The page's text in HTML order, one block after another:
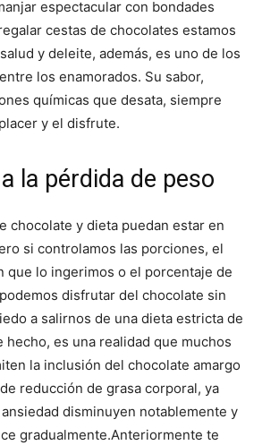
espectacular con bondades
cestas de chocolates estamos
y deleite, además, es uno de los
los enamorados. Su sabor,
químicas que desata, siempre
y el disfrute.
la pérdida de peso
chocolate y dieta puedan estar en
si controlamos las porciones, el
que lo ingerimos o el porcentaje de
disfrutar del chocolate sin
a salirnos de una dieta estricta de
hecho, es una realidad que muchos
la inclusión del chocolate amargo
reducción de grasa corporal, ya
disminuyen notablemente y
gradualmente.Anteriormente te